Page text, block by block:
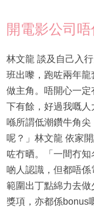
開電影公司
林文龍 談及自己入
班出嚟，跑咗兩年
做主角。唔開心一
下有餘，好過我嘅
喺所謂低潮鑽牛角
呢？」林文龍 依家
咗冇晒。「一間冇
啲人認識，但都唔
範圍出丁點綿力去
獎項，亦都係bonus